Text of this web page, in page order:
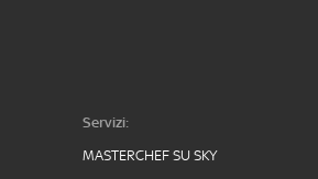
Servizi:
MASTERCHEF SU SKY